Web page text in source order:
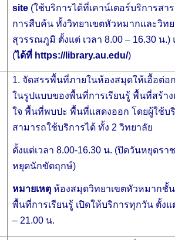
site (ใช้บริการได้ที่เคาน์เตอร์บริการสา
การสืบค้น ทั้งวิทยาเขตหัวหมากและวิทย
สุวรรณภูมิ ตั้งแต่ เวลา 8.00 – 16.30 น.)
(ได้ที่ https://library.au.edu/)
1. จัดสรรพื้นที่ภายในห้องสมุดให้เอื้อต่อ
ในรูปแบบของพื้นที่การเรียนรู้ พื้นที่สร้า
ใจ พื้นที่พบปะ พื้นที่แสดงออก โดยผู้ใช้บ
สามารถใช้บริการได้ ทั้ง 2 วิทยาลัย
ตั้งแต่เวลา 8.00-16.30 น. (ปิดวันหยุดรา
หยุดนักขัตฤกษ์)
หมายเหตุ ห้องสมุดวิทยาเขตหัวหมากชั้น
พื้นที่การเรียนรู้ เปิดให้บริการทุกวัน ตั้งแ
– 21.00 น.